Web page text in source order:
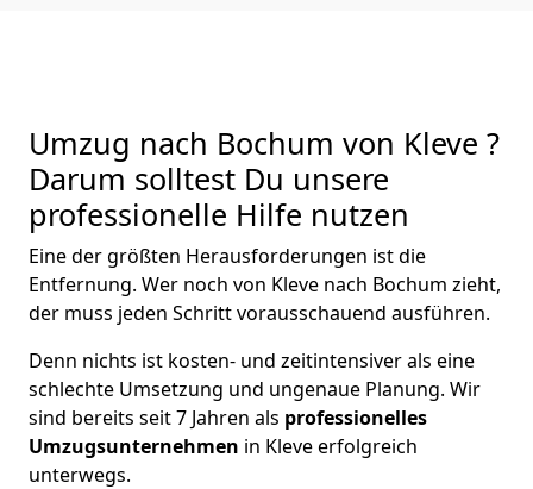
Umzug nach Bochum von Kleve ?
Darum solltest Du unsere
professionelle Hilfe nutzen
Eine der größten Herausforderungen ist die
Entfernung. Wer noch von Kleve nach Bochum zieht,
der muss jeden Schritt vorausschauend ausführen.
Denn nichts ist kosten- und zeitintensiver als eine
schlechte Umsetzung und ungenaue Planung. Wir
sind bereits seit 7 Jahren als professionelles
Umzugsunternehmen in Kleve erfolgreich
unterwegs.